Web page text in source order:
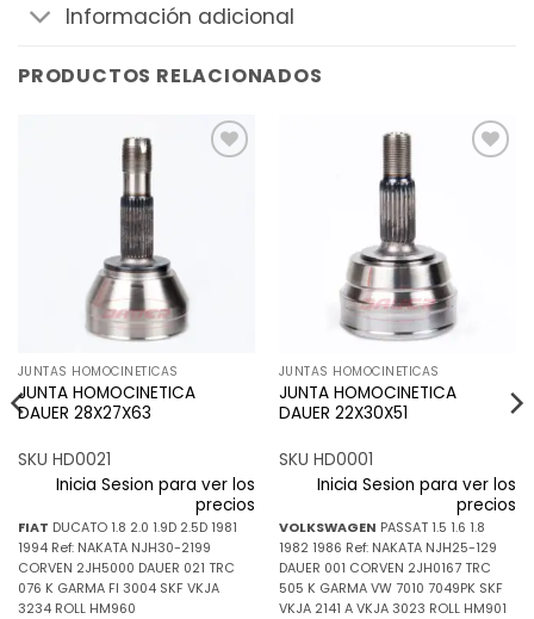
Información adicional
PRODUCTOS RELACIONADOS
JUNTAS HOMOCINETICAS
JUNTA HOMOCINETICA
DAUER 28X27X63
SKU HD0021
Inicia Sesion para ver los
precios
FIAT DUCATO 1.8 2.0 1.9D 2.5D 1981
1994 Ref: NAKATA NJH30-2199
CORVEN 2JH5000 DAUER 021 TRC
076 K GARMA FI 3004 SKF VKJA
3234 ROLL HM960
JUNTAS HOMOCINETICAS
JUNTA HOMOCINETICA
DAUER 22X30X51
SKU HD0001
Inicia Sesion para ver los
precios
VOLKSWAGEN PASSAT 1.5 1.6 1.8
1982 1986 Ref: NAKATA NJH25-129
DAUER 001 CORVEN 2JH0167 TRC
505 K GARMA VW 7010 7049PK SKF
VKJA 2141 A VKJA 3023 ROLL HM901